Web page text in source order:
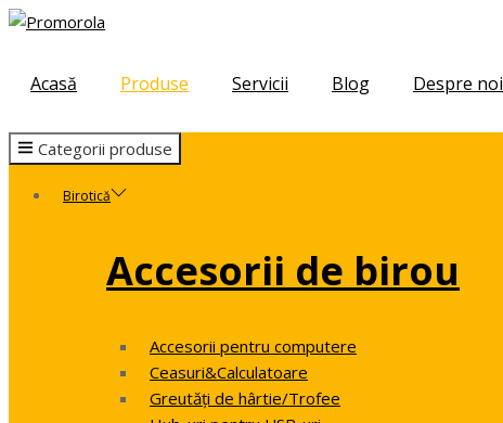
Skip
navigation
Skip
content
Acasă Produse Servicii Blog Despre noi
Categorii produse
Birotică
Accesorii de birou
Accesorii pentru computere
Ceasuri&Calculatoare
Greutăți de hârtie/Trofee